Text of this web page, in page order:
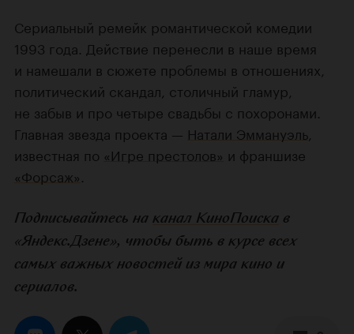
Сериальный ремейк романтической комедии
1993 года. Действие перенесли в наше время
и намешали в сюжете проблемы в отношениях,
политический скандал, столичный гламур,
не забыв и про четыре свадьбы с похоронами.
Главная звезда проекта — Натали Эммануэль
известная по «Игре престолов» и франшизе
«Форсаж»
Подписывайтесь на канал КиноПоиска в
«Яндекс.Дзене», чтобы быть в курсе всех
самых важных новостей из мира кино и
сериалов.